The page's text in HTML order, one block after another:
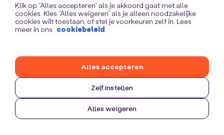
Klik op “Alles accepteren” als je akkoord gaat met alle
cookies. Kies “Alles weigeren” als je alleen noodzakelijke
cookies wilt toestaan, of stel je voorkeuren zelf in. Lees
meer in ons cookiebeleid
Zelf instellen
Alles weigeren
Alles accepteren